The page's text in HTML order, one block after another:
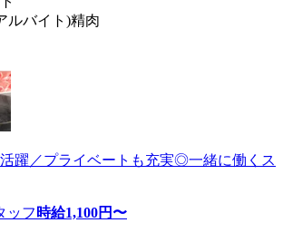
ルバイト)精肉
躍／プライベートも充実◎一緒に働くス
ッフ 時給1,100円〜